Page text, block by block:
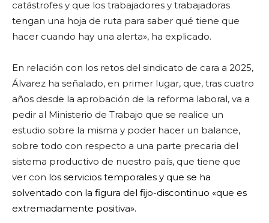
catástrofes y que los trabajadores y trabajadoras
tengan una hoja de ruta para saber qué tiene que
hacer cuando hay una alerta», ha explicado.
En relación con los retos del sindicato de cara a 2025,
Álvarez ha señalado, en primer lugar, que, tras cuatro
años desde la aprobación de la reforma laboral, va a
pedir al Ministerio de Trabajo que se realice un
estudio sobre la misma y poder hacer un balance,
sobre todo con respecto a una parte precaria del
sistema productivo de nuestro país, que tiene que
ver con los servicios temporales y que se ha
solventado con la figura del fijo-discontinuo «que es
extremadamente positiva».